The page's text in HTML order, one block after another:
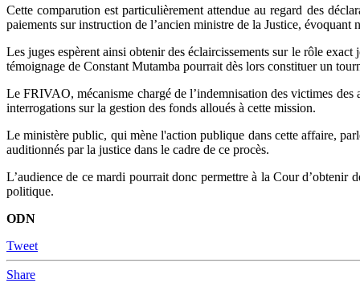
Cette comparution est particulièrement attendue au regard des
paiements sur instruction de l’ancien ministre de la Justice, évoquant
Les juges espèrent ainsi obtenir des éclaircissements sur le rôle
témoignage de Constant Mutamba pourrait dès lors constituer un
Le FRIVAO, mécanisme chargé de l’indemnisation des victimes
interrogations sur la gestion des fonds alloués à cette mission.
Le ministère public, qui mène l'action publique dans cette affaire,
auditionnés par la justice dans le cadre de ce procès.
L’audience de ce mardi pourrait donc permettre à la Cour d’obtenir
politique.
ODN
Tweet
Share